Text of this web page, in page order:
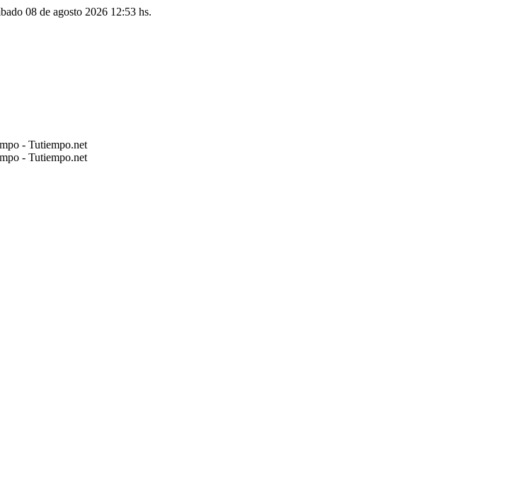
08 de agosto 2026 12:53 hs.
- Tutiempo.net
- Tutiempo.net